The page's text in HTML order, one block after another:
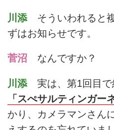
川添 そういわれると
ずはお知らせです。
菅沼 なんですか？
川添 実は、第1回目で
「スぺサルティンガー
かり、カメラマンさん